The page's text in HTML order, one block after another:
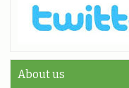
About us